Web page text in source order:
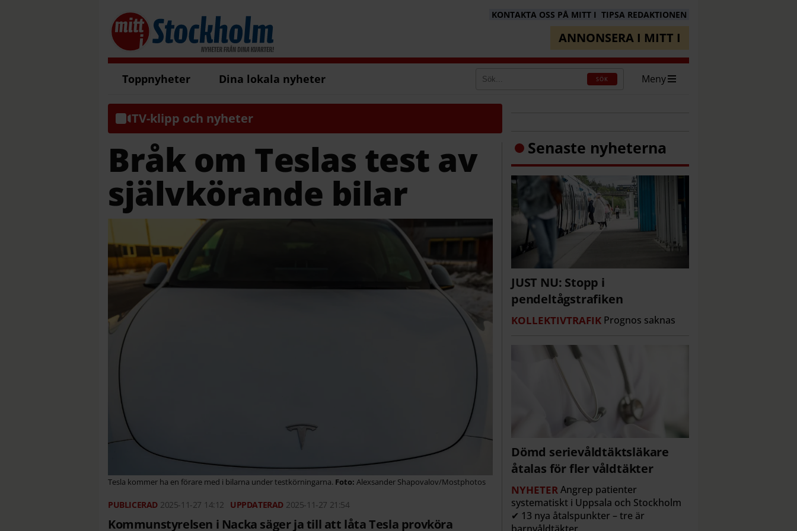
KONTAKTA OSS PÅ MITT I TIPSA REDAKTIONEN
ANNONSERA I MITT I
Toppnyheter Dina lokala nyheter SÖK Meny
TV-klipp och nyheter
Bråk om Teslas test av
självkörande bilar
Tesla kommer ha en förare med i bilarna under testkörningarna. Alexsander Shapovalov/Mostphotos
2025-11-27 14:12 2025-11-27 21:54
Kommunstyrelsen i Nacka säger ja till att låta Tesla provköra
Senaste nyheterna
JUST NU: Stopp i
pendeltågstrafiken
KOLLEKTIVTRAFIK Prognos saknas
Dömd serievåldtäktsläkare
åtalas för fler våldtäkter
NYHETERAngrep patienter
systematiskt i Uppsala och Stockholm
✔ 13 nya åtalspunkter – tre är